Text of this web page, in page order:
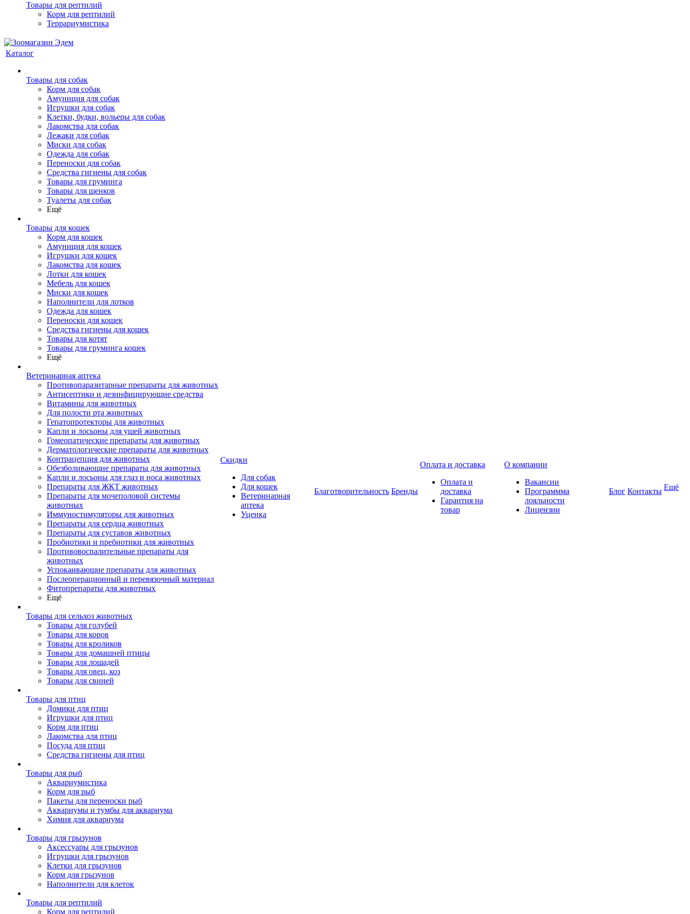
Товары для рептилий
Корм для рептилий
Террариумистика
Каталог
Товары для собак
Корм для собак
Амуниция для собак
Игрушки для собак
Клетки, будки, вольеры для собак
Лакомства для собак
Лежаки для собак
Миски для собак
Одежда для собак
Переноски для собак
Средства гигиены для собак
Товары для груминга
Товары для щенков
Туалеты для собак
Ещё
Товары для кошек
Корм для кошек
Амуниция для кошек
Игрушки для кошек
Лакомства для кошек
Лотки для кошек
Мебель для кошек
Миски для кошек
Наполнители для лотков
Одежда для кошек
Переноски для кошек
Средства гигиены для кошек
Товары для котят
Товары для груминга кошек
Ещё
Ветеринарная аптека
Противопаразитарные препараты для животных
Антисептики и дезинфицирующие средства
Витамины для животных
Для полости рта животных
Гепатопротекторы для животных
Капли и лосьоны для ушей животных
Гомеопатические препараты для животных
Дерматологические препараты для животных
Контрацепция для животных
Обезболивающие препараты для животных
Капли и лосьоны для глаз и носа животных
Препараты для ЖКТ животных
Препараты для мочеполовой системы
животных
Иммуностимуляторы для животных
Препараты для сердца животных
Препараты для суставов животных
Пробиотики и пребиотики для животных
Противовоспалительные препараты для
животных
Успокаивающие препараты для животных
Послеоперационный и перевязочный материал
Фитопрепараты для животных
Ещё
Товары для сельхоз животных
Товары для голубей
Товары для коров
Товары для кроликов
Товары для домашней птицы
Товары для лошадей
Товары для овец, коз
Товары для свиней
Товары для птиц
Домики для птиц
Игрушки для птиц
Корм для птиц
Лакомства для птиц
Посуда для птиц
Средства гигиены для птиц
Товары для рыб
Аквариумистика
Корм для рыб
Пакеты для переноски рыб
Аквариумы и тумбы для аквариума
Химия для аквариума
Товары для грызунов
Аксессуары для грызунов
Игрушки для грызунов
Клетки для грызунов
Корм для грызунов
Наполнители для клеток
Товары для рептилий
Корм для рептилий
Скидки
Для собак
Для кошек
Ветеринарная
аптека
Уценка
Благотворительность Бренды
Оплата и доставка
Оплата и
доставка
Гарантия на
товар
О компании
Вакансии
Программма
лояльности
Лицензии
Блог Контакты Ещё